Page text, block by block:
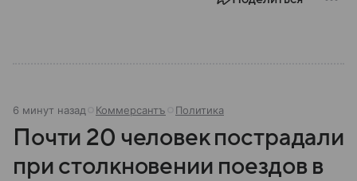
6 минут назад Коммерсантъ Политика
Почти 20 человек пострадали
при столкновении поездов в